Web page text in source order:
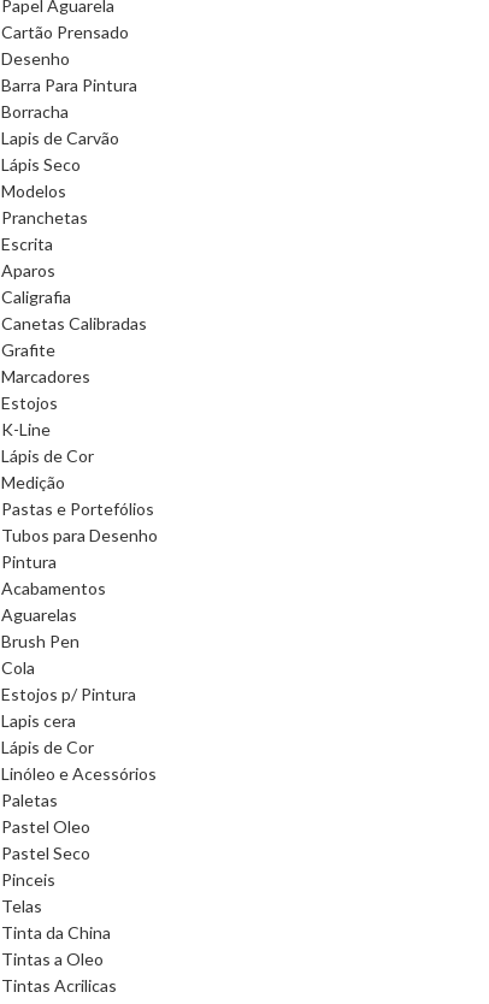
Papel Aguarela
Cartão Prensado
Desenho
Barra Para Pintura
Borracha
Lapis de Carvão
Lápis Seco
Modelos
Pranchetas
Escrita
Aparos
Caligrafia
Canetas Calibradas
Grafite
Marcadores
Estojos
K-Line
Lápis de Cor
Medição
Pastas e Portefólios
Tubos para Desenho
Pintura
Acabamentos
Aguarelas
Brush Pen
Cola
Estojos p/ Pintura
Lapis cera
Lápis de Cor
Linóleo e Acessórios
Paletas
Pastel Oleo
Pastel Seco
Pinceis
Telas
Tinta da China
Tintas a Oleo
Tintas Acrilicas